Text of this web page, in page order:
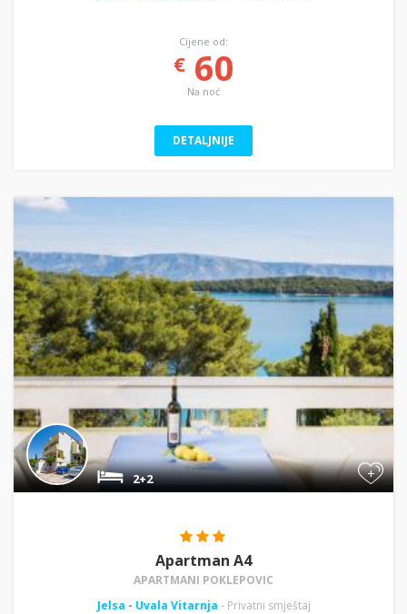
Cijene od:
€60
Na noć
DETALJNIJE
+
2+2
Apartman A4
APARTMANI POKLEPOVIC
Jelsa - Uvala Vitarnja - Privatni smještaj